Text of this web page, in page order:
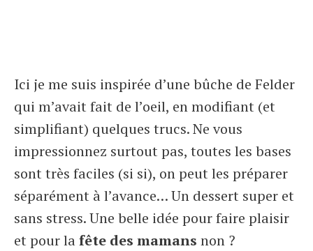
Ici je me suis inspirée d’une bûche de Felder
qui m’avait fait de l’oeil, en modifiant (et
simplifiant) quelques trucs. Ne vous
impressionnez surtout pas, toutes les bases
sont très faciles (si si), on peut les préparer
séparément à l’avance… Un dessert super et
sans stress.Une belle idée pour faire plaisir
et pour lafête des mamans non ?